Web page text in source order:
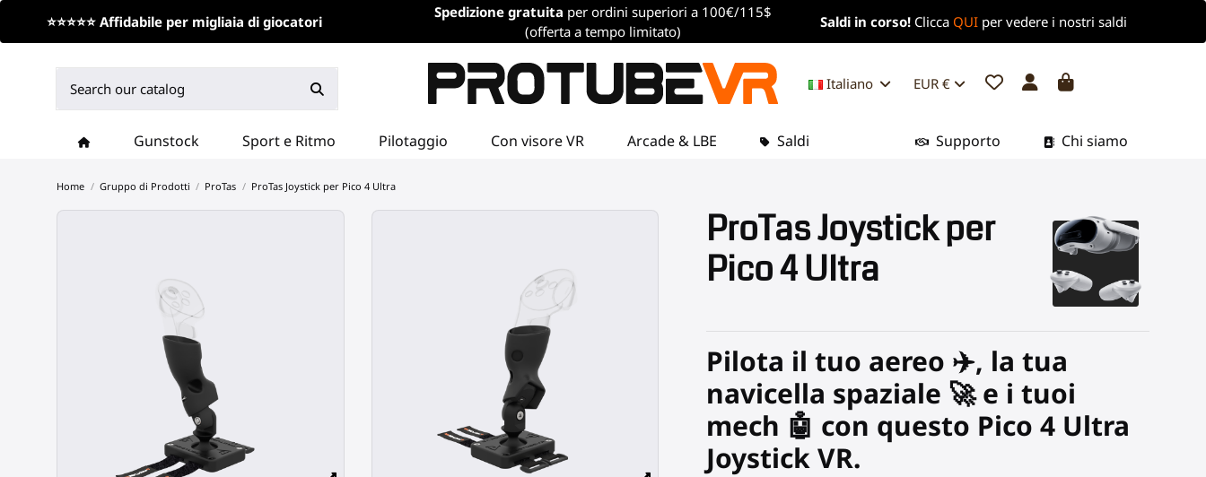
⭐⭐⭐⭐⭐ Affidabile per migliaia di giocatori
Spedizione gratuita per ordini superiori a 100€/115$
(offerta a tempo limitato)
Saldi in corso! Clicca QUI per vedere i nostri saldi
EUR €
Italiano
Gunstock Sport e Ritmo Pilotaggio Con visore VR Arcade & LBE Saldi Chi siamo
Supporto
Home Gruppo di Prodotti ProTas ProTas Joystick per Pico 4 Ultra
ProTas Joystick per
Pico 4 Ultra
Pilota il tuo aereo ✈️, la tua
navicella spaziale 🚀 e i tuoi
mech 🤖 con questo Pico 4 Ultra
Joystick VR.